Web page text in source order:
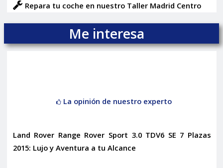
Repara tu coche en nuestro Taller Madrid Centro
Me interesa
La opinión de nuestro experto
Land Rover Range Rover Sport 3.0 TDV6 SE 7 Plazas
2015: Lujo y Aventura a tu Alcance